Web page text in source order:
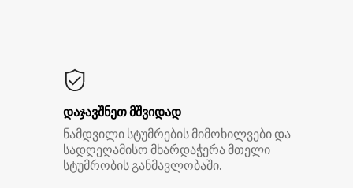
დაჯავშნეთ მშვიდად
ნამდვილი სტუმრების მიმოხილვები და
სადღეღამისო მხარდაჭერა მთელი
სტუმრობის განმავლობაში.